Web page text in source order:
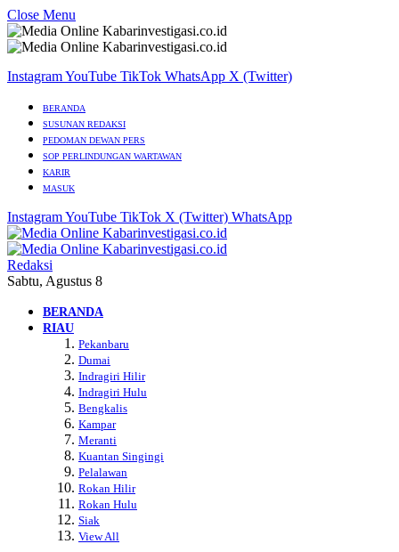
Close Menu
InstagramYouTube TikTok WhatsApp X (Twitter)
BERANDA
SUSUNAN REDAKSI
PEDOMAN DEWAN PERS
SOP PERLINDUNGAN WARTAWAN
KARIR
MASUK
InstagramYouTube TikTok X (Twitter) WhatsApp
Redaksi
Sabtu, Agustus 8
BERANDA
RIAU
Pekanbaru
Dumai
Indragiri Hilir
Indragiri Hulu
Bengkalis
Kampar
Meranti
Kuantan Singingi
Pelalawan
Rokan Hilir
Rokan Hulu
Siak
View All